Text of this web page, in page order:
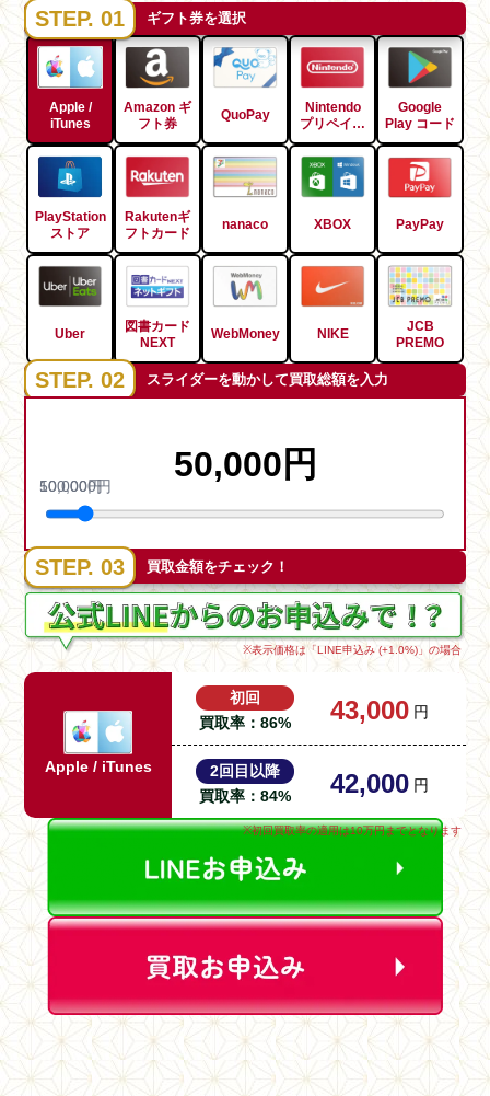
STEP. 01 ギフト券を選択
Apple /
iTunes
Amazon ギ
フト券
QuoPay
Nintendo
プリペイド
コード
Google
Play コード
PlayStation
ストア
Rakutenギ
フトカード
nanaco XBOX PayPay
Uber
図書カード
NEXT
WebMoney NIKE
JCB
PREMO
STEP. 02 スライダーを動かして買取総額を入力
50,000 円
10,000円
500,000円
STEP. 03 買取金額をチェック！
※表示価格は「LINE申込み (+1.0%)」の場合
Apple / iTunes
初回
買取率：86% 43,000 円
2回目以降
買取率：84% 42,000 円
※初回買取率の適用は10万円までとなります